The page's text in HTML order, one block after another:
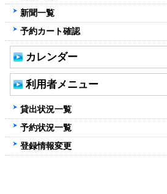
新聞一覧
予約カート確認
カレンダー
利用者メニュー
貸出状況一覧
予約状況一覧
登録情報変更